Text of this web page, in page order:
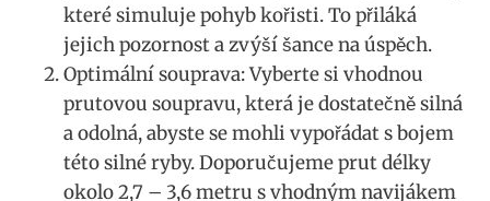
které ⁤simuluje ⁤pohyb ⁣kořisti. To přiláká
jejich pozornost a ⁤zvýší šance na úspěch.
Optimální ⁤souprava: Vyberte si vhodnou
prutovou soupravu,‌ která je dostatečně​ silná
a odolná, abyste​ se mohli vypořádat s bojem
této silné⁢ ryby. Doporučujeme prut⁣ délky
okolo 2,7 – ⁤3,6 metru s vhodným navijákem